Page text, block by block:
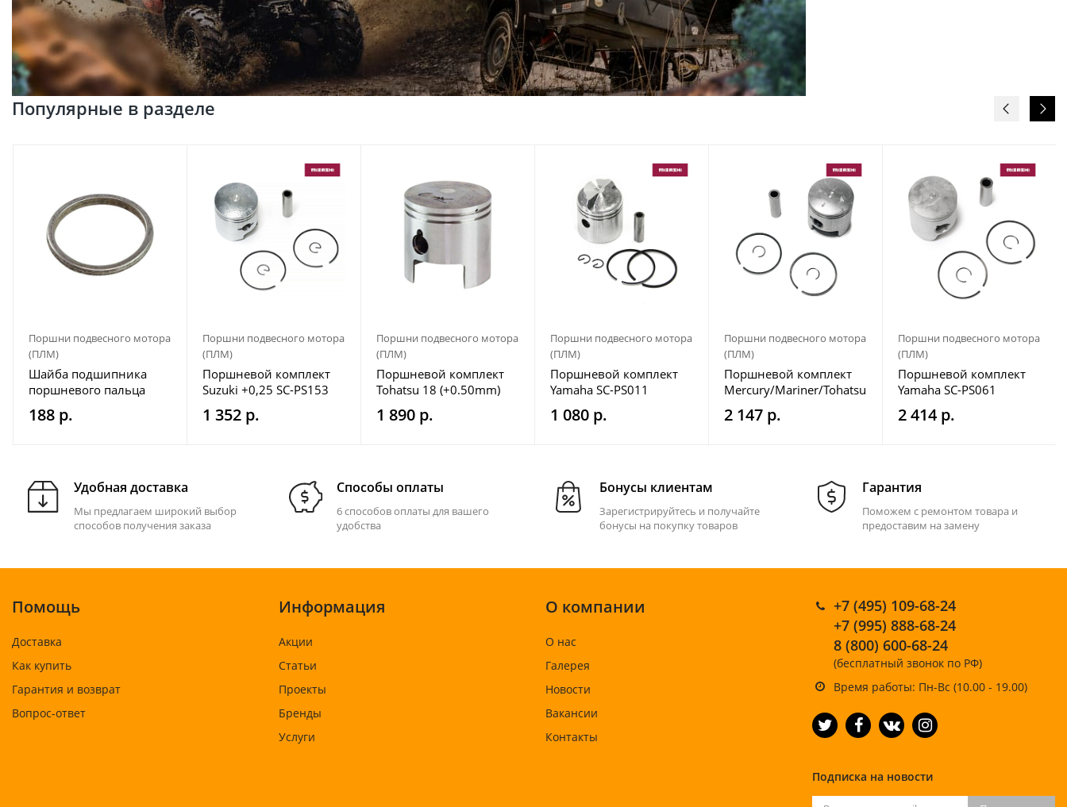
Популярные в разделе
Поршни подвесного мотора
(ПЛМ)
Шайба подшипника
поршневого пальца
Marine Rocket (30F-
01.04.00.29)
188 р.
Поршни подвесного мотора
(ПЛМ)
Поршневой комплект
Suzuki +0,25 SC-PS153
1 352 р.
Поршни подвесного мотора
(ПЛМ)
Поршневой комплект
Tohatsu 18 (+0.50mm)
Omax
1 890 р.
Поршни подвесного мотора
(ПЛМ)
Поршневой комплект
Yamaha SC-PS011
1 080 р.
Поршни подвесного мотора
(ПЛМ)
Поршневой комплект
Mercury/Mariner/Tohatsu
SC-PS131
2 147 р.
Поршни подвесного мотора
(ПЛМ)
Поршневой комплект
Yamaha SC-PS061
2 414 р.
Удобная доставка
Мы предлагаем широкий выбор
способов получения заказа
Способы оплаты
6 способов оплаты для вашего
удобства
Бонусы клиентам
Зарегистрируйтесь и получайте
бонусы на покупку товаров
Гарантия
Поможем с ремонтом товара и
предоставим на замену
Помощь
Доставка
Как купить
Гарантия и возврат
Вопрос-ответ
Информация
Акции
Статьи
Проекты
Бренды
Услуги
О компании
О нас
Галерея
Новости
Вакансии
Контакты
+7 (495) 109-68-24
+7 (995) 888-68-24
8 (800) 600-68-24
(бесплатный звонок по РФ)
Время работы: Пн-Вс (10.00 - 19.00)
Подписка на новости